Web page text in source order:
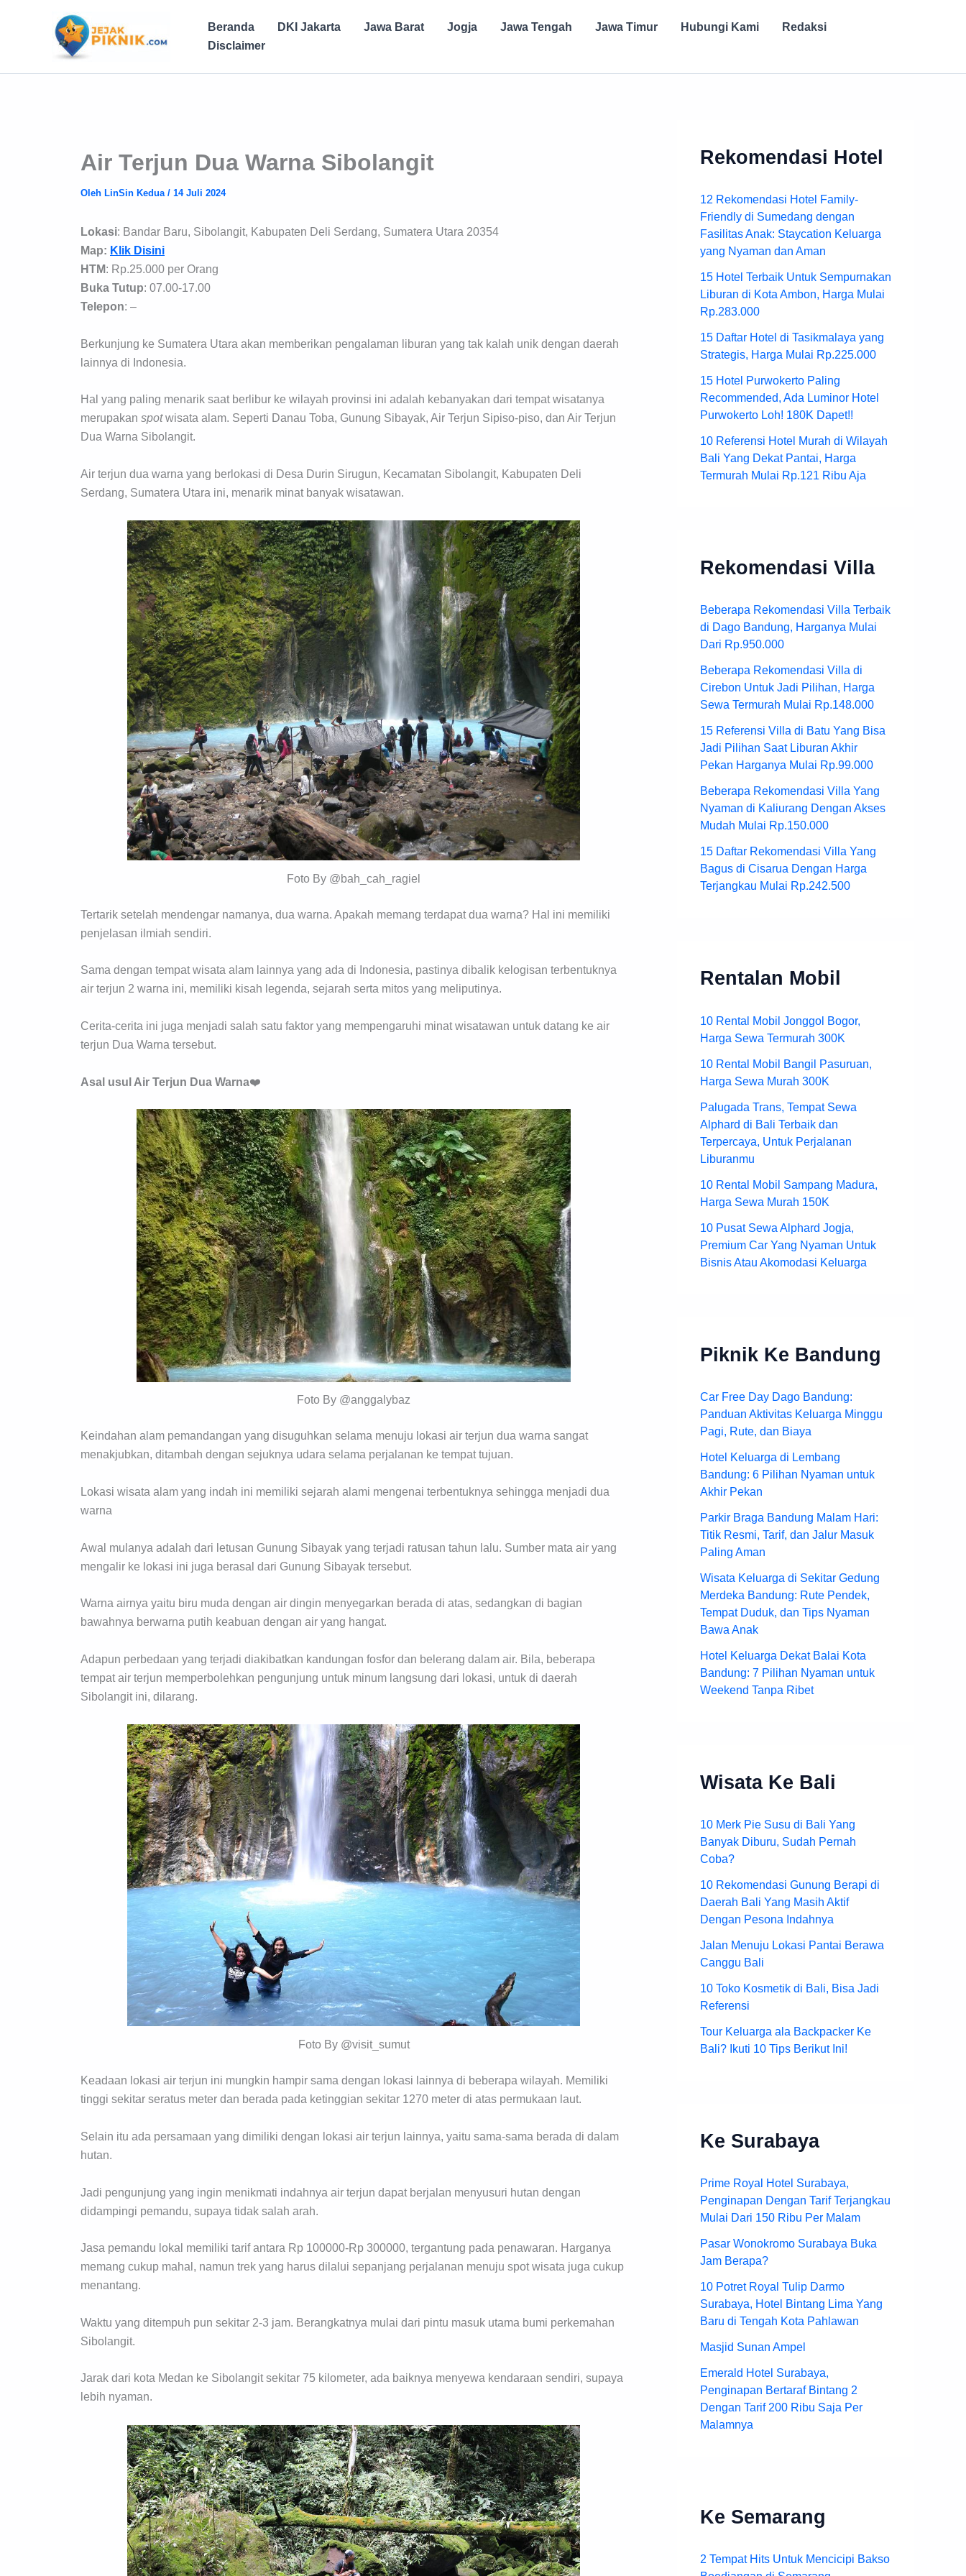
Beranda DKI Jakarta Jawa Barat Jogja Jawa Tengah Jawa Timur Hubungi Kami
Redaksi
Disclaimer
Air Terjun Dua Warna Sibolangit
Oleh LinSin Kedua / 14 Juli 2024
Lokasi: Bandar Baru, Sibolangit, Kabupaten Deli Serdang, Sumatera Utara 20354
Map: Klik Disini
HTM: Rp.25.000 per Orang
Buka Tutup: 07.00-17.00
Telepon: –
Berkunjung ke Sumatera Utara akan memberikan pengalaman liburan yang tak kalah unik dengan daerah
lainnya di Indonesia.
Hal yang paling menarik saat berlibur ke wilayah provinsi ini adalah kebanyakan dari tempat wisatanya
merupakan spotwisata alam. Seperti Danau Toba, Gunung Sibayak, Air Terjun Sipiso-piso, dan Air Terjun
Dua Warna Sibolangit.
Air terjun dua warna yang berlokasi di Desa Durin Sirugun, Kecamatan Sibolangit, Kabupaten Deli
Serdang, Sumatera Utara ini, menarik minat banyak wisatawan.
Foto By @bah_cah_ragiel
Tertarik setelah mendengar namanya, dua warna. Apakah memang terdapat dua warna? Hal ini memiliki
penjelasan ilmiah sendiri.
Sama dengan tempat wisata alam lainnya yang ada di Indonesia, pastinya dibalik kelogisan terbentuknya
air terjun 2 warna ini, memiliki kisah legenda, sejarah serta mitos yang meliputinya.
Cerita-cerita ini juga menjadi salah satu faktor yang mempengaruhi minat wisatawan untuk datang ke air
terjun Dua Warna tersebut.
Asal usul Air Terjun Dua Warna❤️
Foto By @anggalybaz
Keindahan alam pemandangan yang disuguhkan selama menuju lokasi air terjun dua warna sangat
menakjubkan, ditambah dengan sejuknya udara selama perjalanan ke tempat tujuan.
Lokasi wisata alam yang indah ini memiliki sejarah alami mengenai terbentuknya sehingga menjadi dua
warna
Awal mulanya adalah dari letusan Gunung Sibayak yang terjadi ratusan tahun lalu. Sumber mata air yang
mengalir ke lokasi ini juga berasal dari Gunung Sibayak tersebut.
Warna airnya yaitu biru muda dengan air dingin menyegarkan berada di atas, sedangkan di bagian
bawahnya berwarna putih keabuan dengan air yang hangat.
Adapun perbedaan yang terjadi diakibatkan kandungan fosfor dan belerang dalam air. Bila, beberapa
tempat air terjun memperbolehkan pengunjung untuk minum langsung dari lokasi, untuk di daerah
Sibolangit ini, dilarang.
Foto By @visit_sumut
Keadaan lokasi air terjun ini mungkin hampir sama dengan lokasi lainnya di beberapa wilayah. Memiliki
tinggi sekitar seratus meter dan berada pada ketinggian sekitar 1270 meter di atas permukaan laut.
Selain itu ada persamaan yang dimiliki dengan lokasi air terjun lainnya, yaitu sama-sama berada di dalam
hutan.
Jadi pengunjung yang ingin menikmati indahnya air terjun dapat berjalan menyusuri hutan dengan
didampingi pemandu, supaya tidak salah arah.
Jasa pemandu lokal memiliki tarif antara Rp 100000-Rp 300000, tergantung pada penawaran. Harganya
memang cukup mahal, namun trek yang harus dilalui sepanjang perjalanan menuju spot wisata juga cukup
menantang.
Waktu yang ditempuh pun sekitar 2-3 jam. Berangkatnya mulai dari pintu masuk utama bumi perkemahan
Sibolangit.
Jarak dari kota Medan ke Sibolangit sekitar 75 kilometer, ada baiknya menyewa kendaraan sendiri, supaya
lebih nyaman.
Rekomendasi Hotel
12 Rekomendasi Hotel Family-
Friendly di Sumedang dengan
Fasilitas Anak: Staycation Keluarga
yang Nyaman dan Aman
15 Hotel Terbaik Untuk Sempurnakan
Liburan di Kota Ambon, Harga Mulai
Rp.283.000
15 Daftar Hotel di Tasikmalaya yang
Strategis, Harga Mulai Rp.225.000
15 Hotel Purwokerto Paling
Recommended, Ada Luminor Hotel
Purwokerto Loh! 180K Dapet!!
10 Referensi Hotel Murah di Wilayah
Bali Yang Dekat Pantai, Harga
Termurah Mulai Rp.121 Ribu Aja
Rekomendasi Villa
Beberapa Rekomendasi Villa Terbaik
di Dago Bandung, Harganya Mulai
Dari Rp.950.000
Beberapa Rekomendasi Villa di
Cirebon Untuk Jadi Pilihan, Harga
Sewa Termurah Mulai Rp.148.000
15 Referensi Villa di Batu Yang Bisa
Jadi Pilihan Saat Liburan Akhir
Pekan Harganya Mulai Rp.99.000
Beberapa Rekomendasi Villa Yang
Nyaman di Kaliurang Dengan Akses
Mudah Mulai Rp.150.000
15 Daftar Rekomendasi Villa Yang
Bagus di Cisarua Dengan Harga
Terjangkau Mulai Rp.242.500
Rentalan Mobil
10 Rental Mobil Jonggol Bogor,
Harga Sewa Termurah 300K
10 Rental Mobil Bangil Pasuruan,
Harga Sewa Murah 300K
Palugada Trans, Tempat Sewa
Alphard di Bali Terbaik dan
Terpercaya, Untuk Perjalanan
Liburanmu
10 Rental Mobil Sampang Madura,
Harga Sewa Murah 150K
10 Pusat Sewa Alphard Jogja,
Premium Car Yang Nyaman Untuk
Bisnis Atau Akomodasi Keluarga
Piknik Ke Bandung
Car Free Day Dago Bandung:
Panduan Aktivitas Keluarga Minggu
Pagi, Rute, dan Biaya
Hotel Keluarga di Lembang
Bandung: 6 Pilihan Nyaman untuk
Akhir Pekan
Parkir Braga Bandung Malam Hari:
Titik Resmi, Tarif, dan Jalur Masuk
Paling Aman
Wisata Keluarga di Sekitar Gedung
Merdeka Bandung: Rute Pendek,
Tempat Duduk, dan Tips Nyaman
Bawa Anak
Hotel Keluarga Dekat Balai Kota
Bandung: 7 Pilihan Nyaman untuk
Weekend Tanpa Ribet
Wisata Ke Bali
10 Merk Pie Susu di Bali Yang
Banyak Diburu, Sudah Pernah
Coba?
10 Rekomendasi Gunung Berapi di
Daerah Bali Yang Masih Aktif
Dengan Pesona Indahnya
Jalan Menuju Lokasi Pantai Berawa
Canggu Bali
10 Toko Kosmetik di Bali, Bisa Jadi
Referensi
Tour Keluarga ala Backpacker Ke
Bali? Ikuti 10 Tips Berikut Ini!
Ke Surabaya
Prime Royal Hotel Surabaya,
Penginapan Dengan Tarif Terjangkau
Mulai Dari 150 Ribu Per Malam
Pasar Wonokromo Surabaya Buka
Jam Berapa?
10 Potret Royal Tulip Darmo
Surabaya, Hotel Bintang Lima Yang
Baru di Tengah Kota Pahlawan
Masjid Sunan Ampel
Emerald Hotel Surabaya,
Penginapan Bertaraf Bintang 2
Dengan Tarif 200 Ribu Saja Per
Malamnya
Ke Semarang
2 Tempat Hits Untuk Mencicipi Bakso